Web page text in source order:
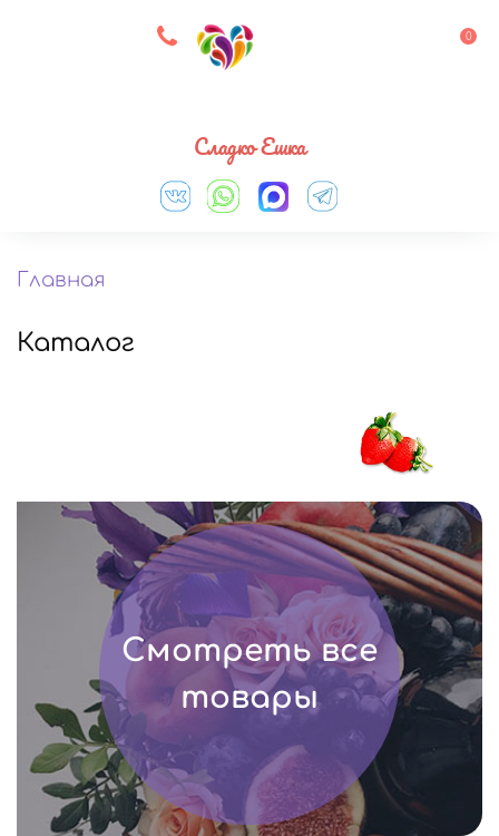
8 927 083 33 05 0
Сладко Ешка
Главная
Каталог
Смотреть все
товары